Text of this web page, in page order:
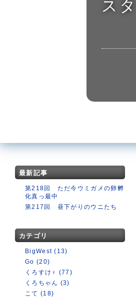
ス
最新記事
第218回 ただ今ウミガメの卵孵
化真っ最中
第217回 昼下がりのウニたち
カテゴリ
BigWest (13)
Go (20)
くろすけ♀ (77)
くろちゃん (3)
こて (18)